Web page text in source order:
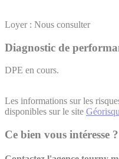
Loyer : Nous consulter
Diagnostic de
DPE en cours.
Les informations sur les
disponibles sur le site
Ce bien vous intéresse ?